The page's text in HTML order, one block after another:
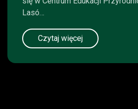
Lasó…
Czytaj więcej